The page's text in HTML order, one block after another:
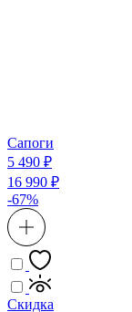
Сапоги
5 490 ₽
16 990 ₽
-67%
Скидка